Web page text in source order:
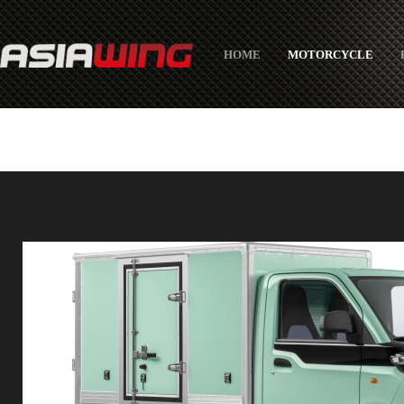
HOME MOTORCYCLE